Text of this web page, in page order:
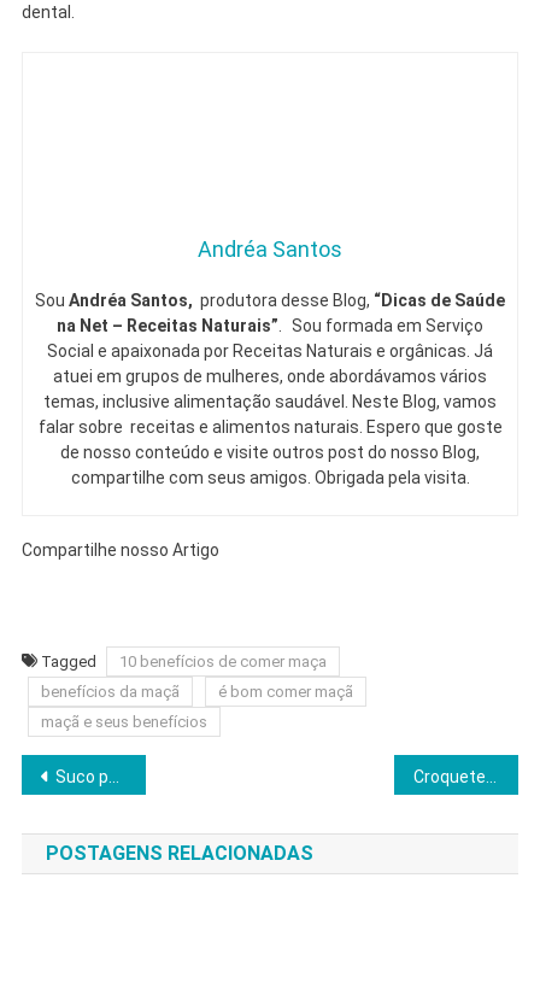
dental.
Andréa Santos
Sou Andréa Santos, produtora desse Blog, “Dicas de Saúde
na Net – Receitas Naturais” . Sou formada em Serviço
Social e apaixonada por Receitas Naturais e orgânicas. Já
atuei em grupos de mulheres, onde abordávamos vários
temas, inclusive alimentação saudável. Neste Blog, vamos
falar sobre receitas e alimentos naturais. Espero que goste
de nosso conteúdo e visite outros post do nosso Blog,
compartilhe com seus amigos. Obrigada pela visita.
Compartilhe nosso Artigo
Tagged
10 benefícios de comer maça
benefícios da maçã
é bom comer maçã
maçã e seus benefícios
Navegação
de
Post
Suco para perda de peso – Além de delicioso
POSTAGENS RELACIONADAS